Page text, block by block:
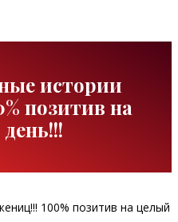
истории
позитив на